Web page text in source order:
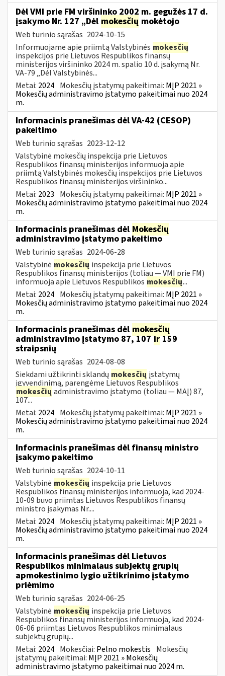
Dėl VMI prie FM viršininko 2002 m. gegužės 17 d.
įsakymo Nr. 127 „Dėl mokesčių mokėtojo
Web turinio sąrašas 2024-10-15
Informuojame apie priimtą Valstybinės mokesčių
inspekcijos prie Lietuvos Respublikos finansų
ministerijos viršininko 2024 m. spalio 10 d. įsakymą Nr.
VA-79 „Dėl Valstybinės...
Metai: 2024 Mokesčių įstatymų pakeitimai: MĮP 2021 »
Mokesčių administravimo įstatymo pakeitimai nuo 2024
m.
Informacinis pranešimas dėl VA-42 (CESOP)
pakeitimo
Web turinio sąrašas 2023-12-12
Valstybinė mokesčių inspekcija prie Lietuvos
Respublikos finansų ministerijos informuoja apie
priimtą Valstybinės mokesčių inspekcijos prie Lietuvos
Respublikos finansų ministerijos viršininko...
Metai: 2023 Mokesčių įstatymų pakeitimai: MĮP 2021 »
Mokesčių administravimo įstatymo pakeitimai nuo 2024
m.
Informacinis pranešimas dėl Mokesčių
administravimo įstatymo pakeitimo
Web turinio sąrašas 2024-06-28
Valstybinė mokesčių inspekcija prie Lietuvos
Respublikos finansų ministerijos (toliau — VMI prie FM)
informuoja apie Lietuvos Respublikos mokesčių...
Metai: 2024 Mokesčių įstatymų pakeitimai: MĮP 2021 »
Mokesčių administravimo įstatymo pakeitimai nuo 2024
m.
Informacinis pranešimas dėl mokesčių
administravimo įstatymo 87, 107ir159
straipsnių
Web turinio sąrašas 2024-08-08
Siekdami užtikrinti sklandų mokesčių įstatymų
įgyvendinimą, parengėme Lietuvos Respublikos
mokesčių administravimo įstatymo (toliau — MAĮ) 87,
107...
Metai: 2024 Mokesčių įstatymų pakeitimai: MĮP 2021 »
Mokesčių administravimo įstatymo pakeitimai nuo 2024
m.
Informacinis pranešimas dėl finansų ministro
įsakymo pakeitimo
Web turinio sąrašas 2024-10-11
Valstybinė mokesčių inspekcija prie Lietuvos
Respublikos finansų ministerijos informuoja, kad 2024-
10-09 buvo priimtas Lietuvos Respublikos finansų
ministro įsakymas Nr....
Metai: 2024 Mokesčių įstatymų pakeitimai: MĮP 2021 »
Mokesčių administravimo įstatymo pakeitimai nuo 2024
m.
Informacinis pranešimas dėl Lietuvos
Respublikos minimalaus subjektų grupių
apmokestinimo lygio užtikrinimo įstatymo
priėmimo
Web turinio sąrašas 2024-06-25
Valstybinė mokesčių inspekcija prie Lietuvos
Respublikos finansų ministerijos informuoja, kad 2024-
06-06 priimtas Lietuvos Respublikos minimalaus
subjektų grupių...
Metai: 2024 Mokesčiai: Pelno mokestis Mokesčių
įstatymų pakeitimai: MĮP 2021 » Mokesčių
administravimo įstatymo pakeitimai nuo 2024 m.